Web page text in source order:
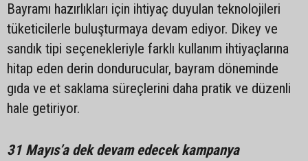
Bayramı hazırlıkları için ihtiyaç duyulan teknolojileri
tüketicilerle buluşturmaya devam ediyor. Dikey ve
sandık tipi seçenekleriyle farklı kullanım ihtiyaçlarına
hitap eden derin dondurucular, bayram döneminde
gıda ve et saklama süreçlerini daha pratik ve düzenli
hale getiriyor.
31 Mayıs’a dek devam edecek kampanya